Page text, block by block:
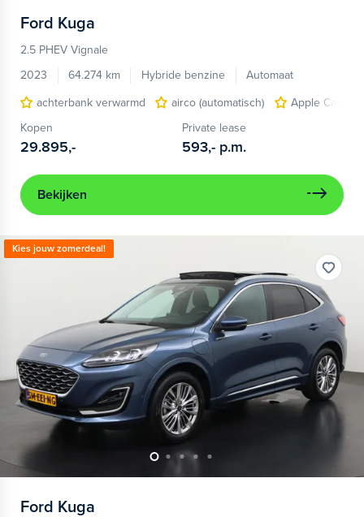
Ford Kuga
2.5 PHEV Vignale
2023
64.274 km Hybride benzine
Automaat
achterbank verwarmd
airco (automatisch)
Apple
Kopen
29.895,-
Private lease
593,- p.m.
Bekijken
Kies jouw zomerdeal!
Ford Kuga